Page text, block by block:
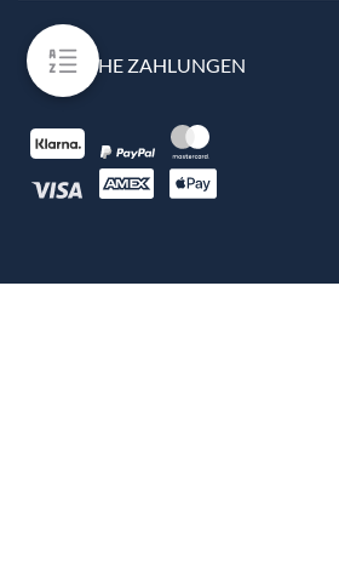
EINFACHE ZAHLUNGEN